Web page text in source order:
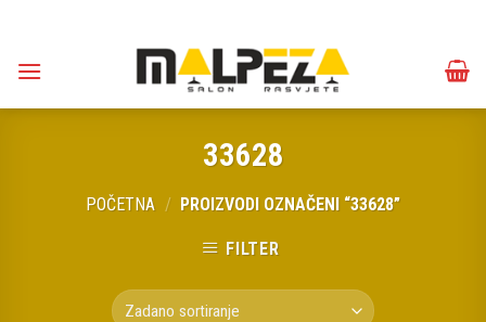
content
33628
POČETNA / PROIZVODI OZNAČENI “33628”
FILTER